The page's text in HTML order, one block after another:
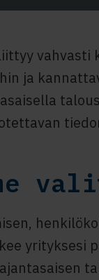
vahvasti
ja
yrityksesi